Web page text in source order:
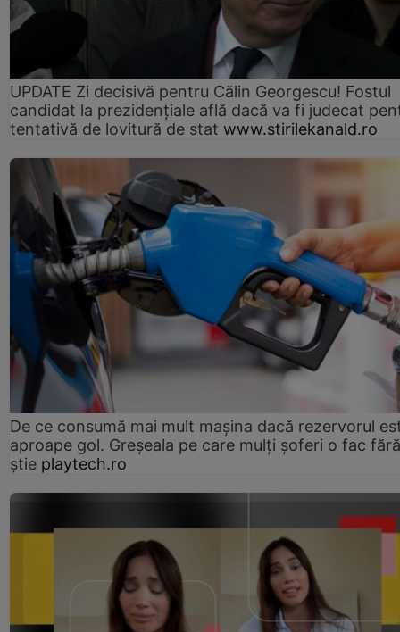
UPDATE Zi decisivă pentru Călin Georgescu! Fostul
candidat la prezidențiale află dacă va fi judecat
tentativă de lovitură de stat www.stirilekanald.ro
De ce consumă mai mult mașina dacă rezervorul
aproape gol. Greșeala pe care mulți șoferi o fac
știe playtech.ro